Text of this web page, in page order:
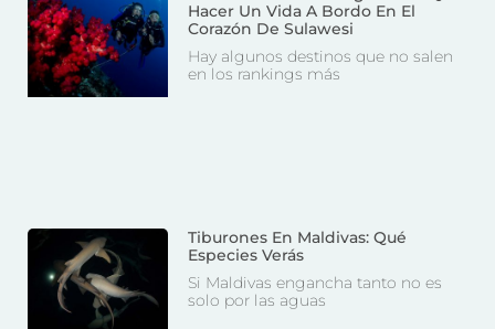
Hacer Un Vida A Bordo En El
Corazón De Sulawesi
Hay algunos destinos que no salen
en los rankings más
Tiburones En Maldivas: Qué
Especies Verás
Si Maldivas engancha tanto no es
solo por las aguas